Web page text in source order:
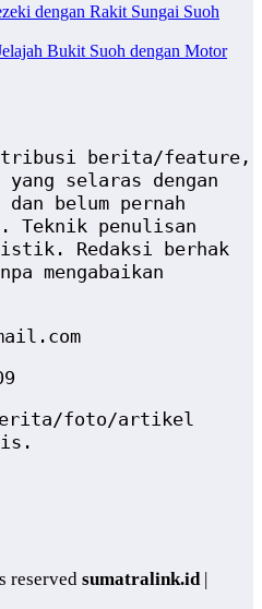
dengan Rakit Sungai Suoh
Bukit Suoh dengan Motor
berita/feature,
selaras dengan
belum pernah
Teknik penulisan
Redaksi berhak
mengabaikan
foto/artikel
reserved sumatralink.id |